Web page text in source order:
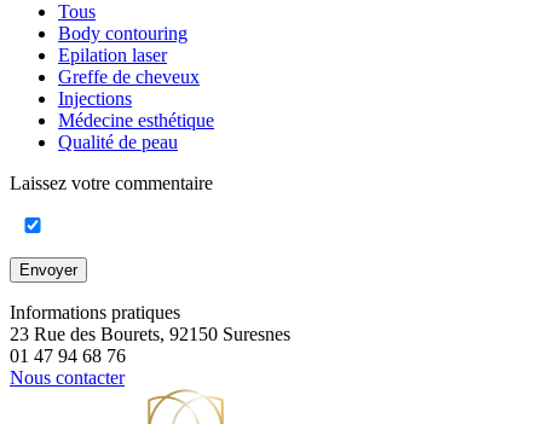
Tous
Body contouring
Epilation laser
Greffe de cheveux
Injections
Médecine esthétique
Qualité de peau
Laissez votre commentaire
Envoyer
Informations pratiques
23 Rue des Bourets, 92150 Suresnes
01 47 94 68 76
Nous contacter